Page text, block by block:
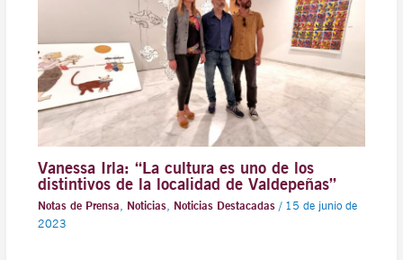
Vanessa Irla: “La cultura es uno de los
distintivos de la localidad de Valdepeñas”
Notas de Prensa, Noticias, Noticias Destacadas/ 15 de junio de
2023